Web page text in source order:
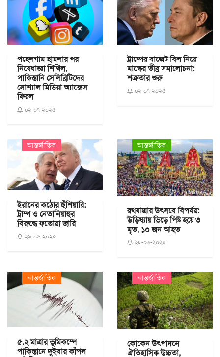
পহেলগাম হামলার পর
নিষেধাজ্ঞা শিথিল,
পাকিস্তানি সেলিব্রিটিদের
সোশ্যাল মিডিয়া অ্যাক্সেস
ফিরল
০২-০৭-২০২৫
ট্রাম্পের বাজেট বিল নিয়ে
মাস্কের তীব্র সমালোচনা:
শত্রুতার শুরু
০২-০৭-২০২৫
আন্তর্জাতিক
ইরানের কঠোর হুঁশিয়ারি:
ট্রাম্প ও নেতানিয়াহুর
বিরুদ্ধে ফতোয়া জারি
২৯-০৬-২০২৫
আন্তর্জাতিক
রথযাত্রার উৎসবে বিপর্যয়:
উড়িষ্যায় ভিড়ে পিষ্ট হয়ে ৩
মৃত, ১০ জন আহত
২৮-০৬-২০২৫
আন্তর্জাতিক
৫.২ মাত্রার ভূমিকম্পে
পাকিস্তানে দুইবার কাঁপল
আন্তর্জাতিক
কোকেন উৎপাদনে
ঐতিহাসিক উচ্চতা,